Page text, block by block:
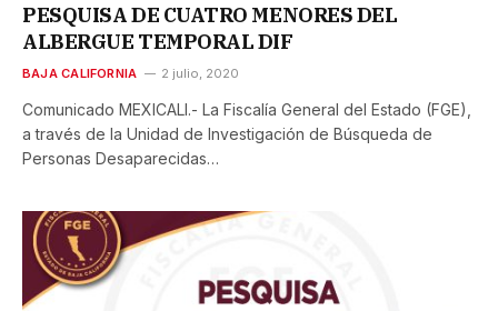
PESQUISA DE CUATRO MENORES DEL
ALBERGUE TEMPORAL DIF
BAJA CALIFORNIA 2 julio, 2020
Comunicado MEXICALI.- La Fiscalía General del Estado (FGE),
a través de la Unidad de Investigación de Búsqueda de
Personas Desaparecidas…